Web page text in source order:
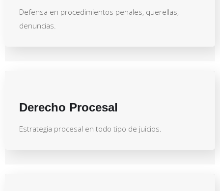
Defensa en procedimientos penales, querellas,
denuncias.
Derecho Procesal
Estrategia procesal en todo tipo de juicios.